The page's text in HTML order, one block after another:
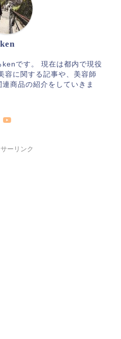
ken
です。 現在は都内で現役
容に関する記事や、美容師
商品の紹介をしていきま
ーリンク